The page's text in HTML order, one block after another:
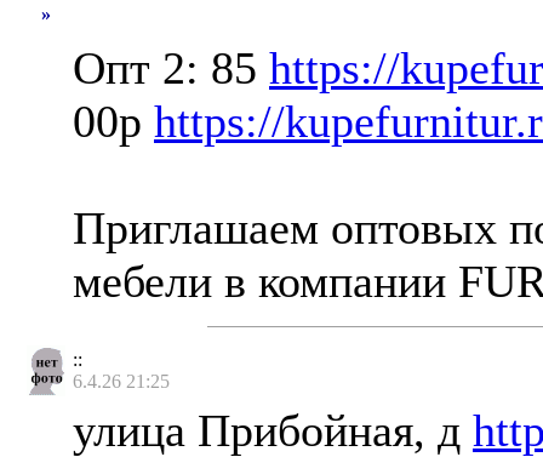
»
Опт 2: 85 https://
00р https://
Приглашаем оптовых
мебели в компании
::
6.4.26 21:25
улица Прибойная, д